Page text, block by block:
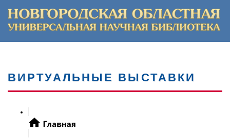
ВИРТУАЛЬНЫЕ ВЫСТАВКИ